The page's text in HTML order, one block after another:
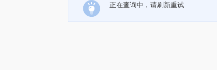
正在查询中，请刷新重试